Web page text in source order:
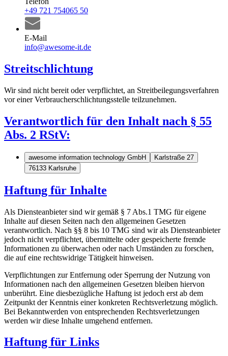
+49 721 754065 50
E-Mail
info@awesome-it.de
Streitschlichtung
Wir sind nicht bereit oder verpflichtet, an Streitbeilegungsverfahren
vor einer Verbraucherschlichtungsstelle teilzunehmen.
Verantwortlich für den Inhalt nach § 55
Abs. 2 RStV:
awesome information technology GmbH
Karlstraße 27
76133 Karlsruhe
Haftung für Inhalte
Als Diensteanbieter sind wir gemäß § 7 Abs.1 TMG für eigene
Inhalte auf diesen Seiten nach den allgemeinen Gesetzen
verantwortlich. Nach §§ 8 bis 10 TMG sind wir als Diensteanbieter
jedoch nicht verpflichtet, übermittelte oder gespeicherte fremde
Informationen zu überwachen oder nach Umständen zu forschen,
die auf eine rechtswidrige Tätigkeit hinweisen.
Verpflichtungen zur Entfernung oder Sperrung der Nutzung von
Informationen nach den allgemeinen Gesetzen bleiben hiervon
unberührt. Eine diesbezügliche Haftung ist jedoch erst ab dem
Zeitpunkt der Kenntnis einer konkreten Rechtsverletzung möglich.
Bei Bekanntwerden von entsprechenden Rechtsverletzungen
werden wir diese Inhalte umgehend entfernen.
Haftung für Links